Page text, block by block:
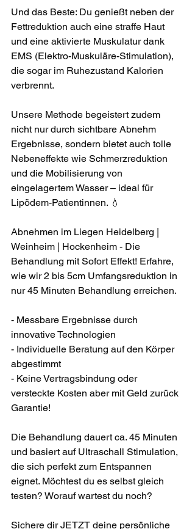
Und das Beste: Du genießt neben der
Fettreduktion auch eine straffe Haut
und eine aktivierte Muskulatur dank
EMS (Elektro-Muskuläre-Stimulation),
die sogar im Ruhezustand Kalorien
verbrennt.
Unsere Methode begeistert zudem
nicht nur durch sichtbare Abnehm
Ergebnisse, sondern bietet auch tolle
Nebeneffekte wie Schmerzreduktion
und die Mobilisierung von
eingelagertem Wasser – ideal für
Lipödem-Patientinnen. 💧
Abnehmen im Liegen Heidelberg |
Weinheim | Hockenheim - Die
Behandlung mit Sofort Effekt! Erfahre,
wie wir 2 bis 5cm Umfangsreduktion in
nur 45 Minuten Behandlung erreichen. ​
- Messbare Ergebnisse durch
innovative Technologien
- Individuelle Beratung auf den Körper
abgestimmt
- Keine Vertragsbindung oder
versteckte Kosten aber mit Geld zurück
Garantie! ​
Die Behandlung dauert ca. 45 Minuten
und basiert auf Ultraschall Stimulation,
die sich perfekt zum Entspannen
eignet. ​Möchtest du es selbst gleich
testen? Worauf wartest du noch?
Sichere dir JETZT deine persönliche